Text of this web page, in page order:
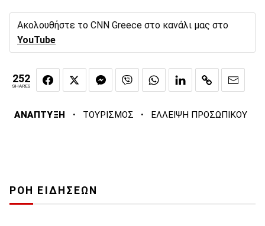
Ακολουθήστε το CNN Greece στο κανάλι μας στο
YouTube
252
SHARES
ΑΝΑΠΤΥΞΗ · ΤΟΥΡΙΣΜΟΣ · ΕΛΛΕΙΨΗ ΠΡΟΣΩΠΙΚΟΥ
ΡΟΗ ΕΙΔΗΣΕΩΝ